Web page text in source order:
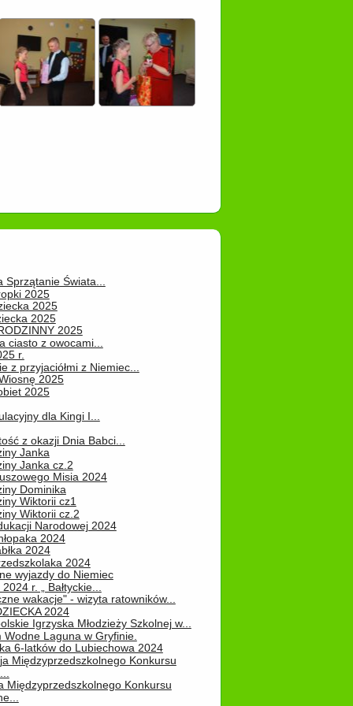
Sprzątanie Świata...
2025
2025
2025
2025
ciasto z owocami...
r.
z przyjaciółmi z Niemiec...
2025
2025
dla Kingi I...
z okazji Dnia Babci...
Janka
Janka cz.2
Misia 2024
Dominika
Wiktorii cz1
Wiktorii cz.2
Narodowej 2024
2024
2024
2024
wyjazdy do Niemiec
r. „ Bałtyckie...
wakacje" - wizyta ratowników...
2024
Igrzyska Młodzieży Szkolnej w...
Wodne Laguna w Gryfinie.
6-latków do Lubiechowa 2024
Międzyprzedszkolnego Konkursu
Międzyprzedszkolnego Konkursu